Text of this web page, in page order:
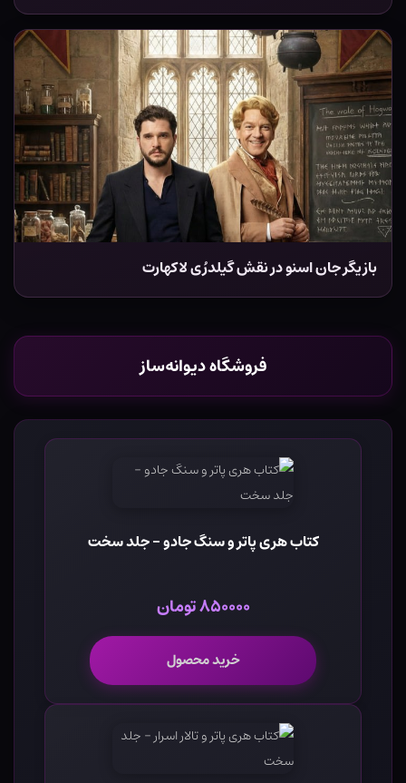
بازیگر جان اسنو در نقش گیلدرُی لاکهارت
فروشگاه دیوانه‌ساز
کتاب هری پاتر و سنگ جادو - جلد سخت
۸۵۰۰۰۰ تومان
خرید محصول